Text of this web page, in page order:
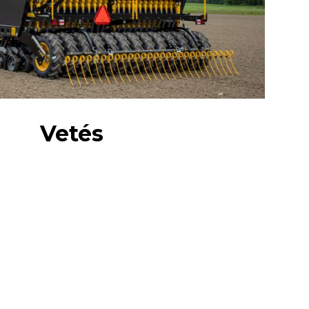
Vetés